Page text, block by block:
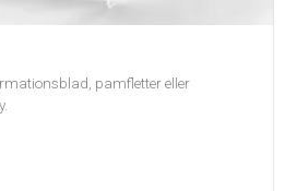
pamfletter eller